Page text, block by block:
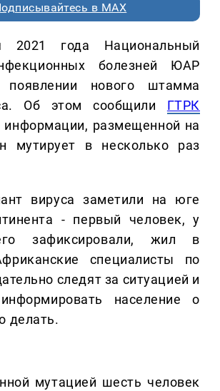
в MAX
2021 года Национальный
болезней ЮАР
нового штамма
Об этом сообщили ГТРК
информации, размещенной на
мутирует в несколько раз
вируса заметили на юге
- первый человек, у
зафиксировали, жил в
специалисты по
следят за ситуацией и
население о
делать.
мутацией шесть человек